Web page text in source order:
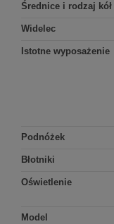
Średnice i rodzaj kół
Widelec
Istotne wyposażenie
Podnóżek
Błotniki
Oświetlenie
Model